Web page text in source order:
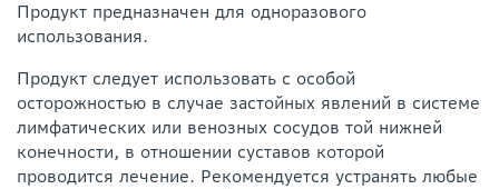
Продукт предназначен для одноразового
использования.
Продукт следует использовать с особой
осторожностью в случае застойных явлений в системе
лимфатических или венозных сосудов той нижней
конечности, в отношении суставов которой
проводится лечение. Рекомендуется устранять любые